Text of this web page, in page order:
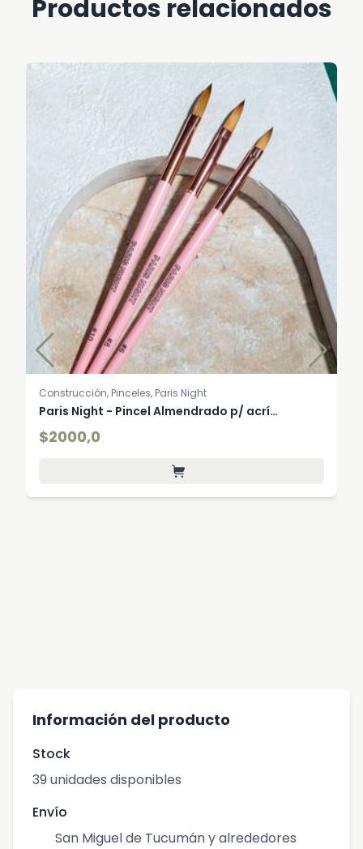
Productos relacionados
Construcción, Pinceles, Paris Night
Paris Night - Pincel Almendrado p/ acrí…
$2000,0
Información del producto
Stock
39 unidades disponibles
Envío
San Miguel de Tucumán y alrededores